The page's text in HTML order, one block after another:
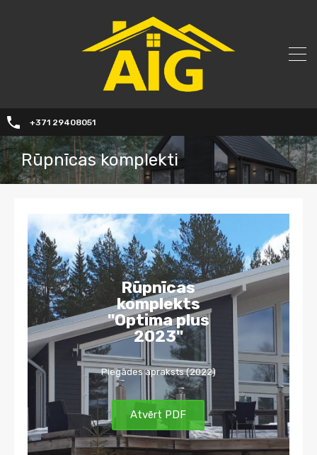
+371 29408051
Rūpnīcas komplekti
Rūpnīcas
komplekts
"Optima plus
2023"
Piegādes apraksts (2022)
Atvērt PDF